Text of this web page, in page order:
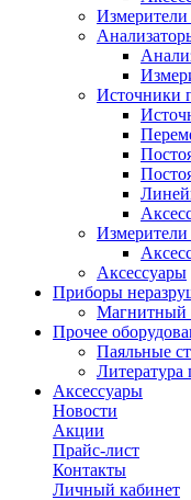
Измерители
Источники
Аксессуары
Приборы
Магнитный
Прочее
Паяльные
Литература
Аксессуары
Новости
Акции
Прайс-лист
Контакты
Личный кабинет